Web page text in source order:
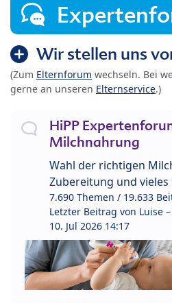
Wir stellen uns
(Zum Elternforum wechseln. Bei
gerne an unseren Elternservice.)
HiPP
Milchnahrung
Wahl der richtigen
Zubereitung und vieles
7.690 Themen / 19.633
Letzter Beitrag von Luise
10. Jul 2026 14:17